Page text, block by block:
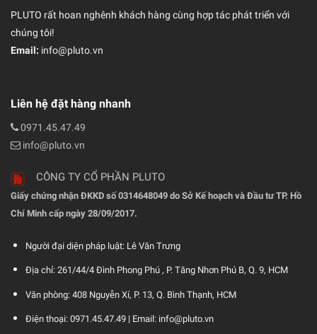
PLUTO rất hoan nghênh khách hàng cùng hợp tác phát triển với
chúng tôi!
Email: info@pluto.vn
Liên hệ đặt hàng nhanh
0971.45.47.49
info@pluto.vn
CÔNG TY CỔ PHẦN PLUTO
Giấy chứng nhận ĐKKD số 0314648049 do Sở Kế hoạch và Đầu tư TP. Hồ
Chí Minh cấp ngày 28/09/2017.
Người đại diện pháp luật: Lê Văn Trưng
Địa chỉ: 261/44/4 Đình Phong Phú , P. Tăng Nhơn Phú B, Q. 9, HCM
Văn phòng: 408 Nguyễn Xí, P. 13, Q. Bình Thạnh, HCM
Điện thoại: 0971.45.47.49 | Email: info@pluto.vn